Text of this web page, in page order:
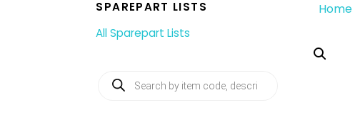
Home
SPAREPART LISTS
All Sparepart Lists
Producten
zoeken